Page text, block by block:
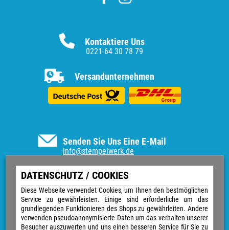
DATENSCHUTZ / COOKIES
Diese Webseite verwendet Cookies, um Ihnen den bestmöglichen
Service zu gewährleisten. Einige sind erforderliche um das
grundlegenden Funktionieren des Shops zu gewährleiten. Andere
verwenden pseudoanonymisierte Daten um das verhalten unserer
Besucher auszuwerten und uns einen besseren Service für Sie zu
Senden Sie Uns Eine E-Mail
info@stempelwerk.de
Informationen
Vertrag widerrufen
Kontakt
Über uns
Impressum
Kontaktiere Uns
0221-64 30 78 79
Versandunternehmen